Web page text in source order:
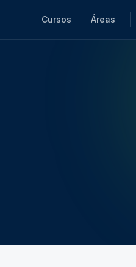
Cursos Áreas